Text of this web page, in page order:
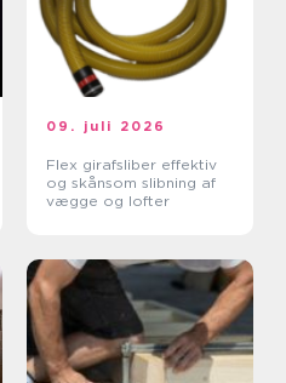
09. juli 2026
Flex girafsliber effektiv
og skånsom slibning af
vægge og lofter